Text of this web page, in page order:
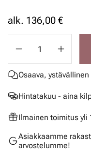
alk. 136,00 €
Osaava,
Hintatakuu - aina
Ilmainen toimitus yli
Asiakkaamme
arvostelumme!